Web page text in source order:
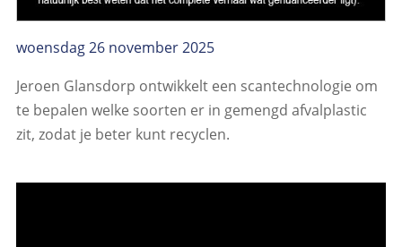
woensdag 26 november 2025
Jeroen Glansdorp ontwikkelt een scantechnologie om
te bepalen welke soorten er in gemengd afvalplastic
zit, zodat je beter kunt recyclen.